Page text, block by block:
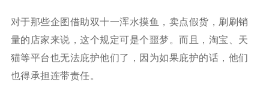
对于那些企图借助双十一浑水摸鱼，卖点假货，刷刷销
量的店家来说，这个规定可是个噩梦。而且，淘宝、天
猫等平台也无法庇护他们了，因为如果庇护的话，他们
也得承担连带责任。